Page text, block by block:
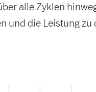
alle Zyklen
und die Leistung zu